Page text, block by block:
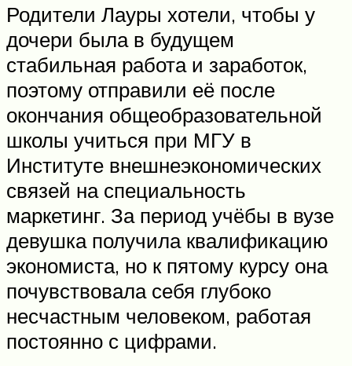
Родители Лауры хотели, чтобы у
дочери была в будущем
стабильная работа и заработок,
поэтому отправили её после
окончания общеобразовательной
школы учиться при МГУ в
Институте внешнеэкономических
связей на специальность
маркетинг. За период учёбы в вузе
девушка получила квалификацию
экономиста, но к пятому курсу она
почувствовала себя глубоко
несчастным человеком, работая
постоянно с цифрами.